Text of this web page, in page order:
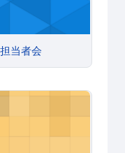
当者会
協議会